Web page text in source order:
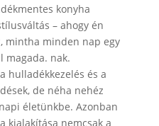
konyha
– ahogy én
mintha minden nap egy
magada. nak.
hulladékkezelés és a
de néha nehéz
életünkbe. Azonban
kialakítása nemcsak a